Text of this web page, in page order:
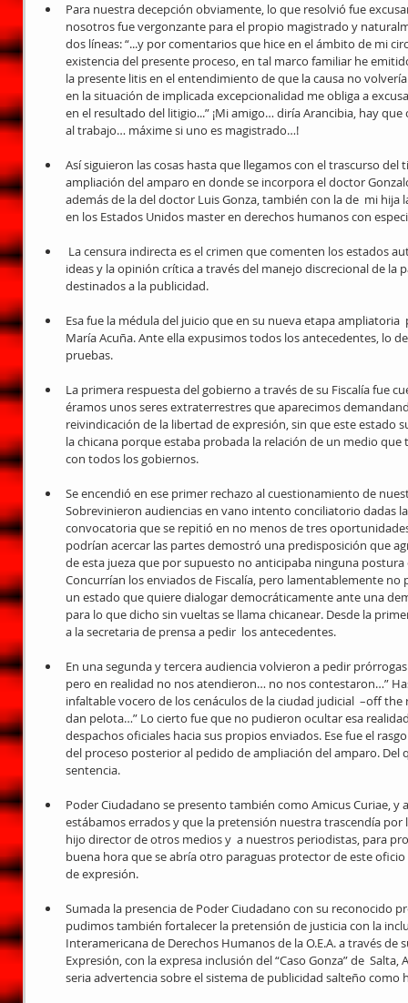
Para nuestra decepción obviamente, lo que resolvió fue
nosotros fue vergonzante para el propio magistrado y
dos líneas: “...y por comentarios que hice en el ámbito de mi
existencia del presente proceso, en tal marco familiar he
la presente litis en el entendimiento de que la causa no
en la situación de implicada excepcionalidad me obliga a
en el resultado del litigio...” ¡Mi amigo… diría Arancibia, hay
al trabajo… máxime si uno es magistrado…!
Así siguieron las cosas hasta que llegamos con el trascurso
ampliación del amparo en donde se incorpora el doctor
además de la del doctor Luis Gonza, también con la de  mi
en los Estados Unidos master en derechos humanos con
ideas y la opinión crítica a través del manejo discrecional de
destinados a la publicidad.
Esa fue la médula del juicio que en su nueva etapa
María Acuña. Ante ella expusimos todos los antecedentes, lo
pruebas.
La primera respuesta del gobierno a través de su Fiscalía fue
éramos unos seres extraterrestres que aparecimos
reivindicación de la libertad de expresión, sin que este estado
la chicana porque estaba probada la relación de un medio
con todos los gobiernos.
Se encendió en ese primer rechazo al cuestionamiento de
Sobrevinieron audiencias en vano intento conciliatorio dadas
convocatoria que se repitió en no menos de tres
podrían acercar las partes demostró una predisposición que
de esta jueza que por supuesto no anticipaba ninguna
Concurrían los enviados de Fiscalía, pero lamentablemente
un estado que quiere dialogar democráticamente ante una
para lo que dicho sin vueltas se llama chicanear. Desde la
a la secretaria de prensa a pedir  los antecedentes.
En una segunda y tercera audiencia volvieron a pedir
pero en realidad no nos atendieron… no nos contestaron…”
infaltable vocero de los cenáculos de la ciudad judicial  –off
dan pelota…” Lo cierto fue que no pudieron ocultar esa
despachos oficiales hacia sus propios enviados. Ese fue el
del proceso posterior al pedido de ampliación del amparo. Del
sentencia.
Poder Ciudadano se presento también como Amicus Curiae,
estábamos errados y que la pretensión nuestra trascendía
hijo director de otros medios y  a nuestros periodistas, para
buena hora que se abría otro paraguas protector de este
de expresión.
Sumada la presencia de Poder Ciudadano con su reconocido
pudimos también fortalecer la pretensión de justicia con la
Interamericana de Derechos Humanos de la O.E.A. a través de
Expresión, con la expresa inclusión del “Caso Gonza” de
seria advertencia sobre el sistema de publicidad salteño